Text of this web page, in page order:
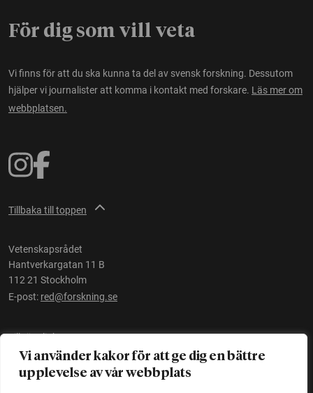
Vi använder kakor för att ge dig en bättre
upplevelse av vår webbplats
För dig som vill veta
Vi finns för att du ska kunna ta del av svensk forskning. Dessutom
hjälper vi journalister att komma i kontakt med forskare. Läs mer om
webbplatsen.
Tillbaka till toppen
Vetenskapsrådet
Hantverkargatan 11 B
112 21 Stockholm
E-post: red@forskning.se
Tillgänglighet
Ett initiativ avVetenskapsrådet